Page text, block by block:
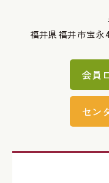
福井県福井市宝
会員
セン